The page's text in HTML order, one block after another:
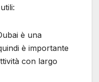
è una
è importante
con largo